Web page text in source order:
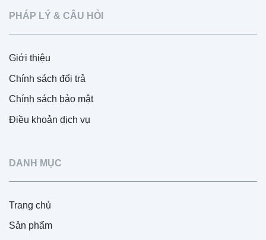
PHÁP LÝ & CÂU HỎI
Giới thiệu
Chính sách đổi trả
Chính sách bảo mật
Điều khoản dịch vụ
DANH MỤC
Trang chủ
Sản phẩm